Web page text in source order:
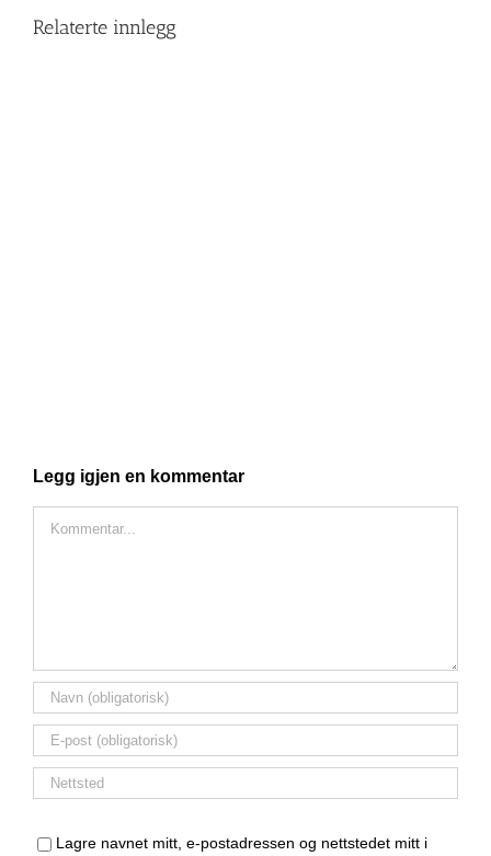
Relaterte innlegg
Legg igjen en kommentar
Lagre navnet mitt, e-postadressen og nettstedet mitt i